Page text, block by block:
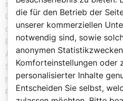
seit 2013 als
Gruppen auf der ROMEA
organisatorisch, sondern auch
Englinger bringt zudem eine
Arbeit in den Pilgervereinen
STRATA mit. Mit der
haben wir außerdem einen
Pilgernden ein komfortables
die für den Betrieb der
unserer kommerziellen
notwendig sind, sowie
anonymen
Komforteinstellungen oder
personalisierter Inhalte
Entscheiden Sie selbst,